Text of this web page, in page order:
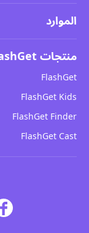
شروط الخدمة
اتفاقية ترخيص
سياسة DMCA
سياسة الخصوصية
سياسات الإعلانات
لا تبيع معلوماتي
الموارد
مركز المساعدة
كيفية
مدونة
سلامة الأطفال عبر
تحميل
منتجات FlashGet
FlashGet
FlashGet Kids
FlashGet Finder
FlashGet Cast